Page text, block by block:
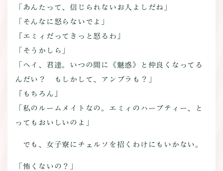
「あんたって、信じられないお人よしだね」
「そんなに怒らないでよ」
『エミィだってきっと怒るわ』
「そうかしら」
「ヘイ、君達。いつの間に《魅惑》と仲良くなってる
んだい？ もしかして、アンブラも？」
『もちろん』
「私のルームメイトなの。エミィのハーブティー、と
ってもおいしいのよ」
でも、女子寮にチェルソを招くわけにもいかない。
「怖くないの？」